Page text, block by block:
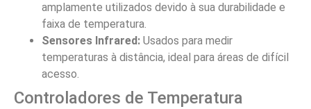
amplamente utilizados devido à sua durabilidade e
faixa de temperatura.
Sensores Infrared: Usados para medir
temperaturas à distância, ideal para áreas de difícil
acesso.
Controladores de Temperatura